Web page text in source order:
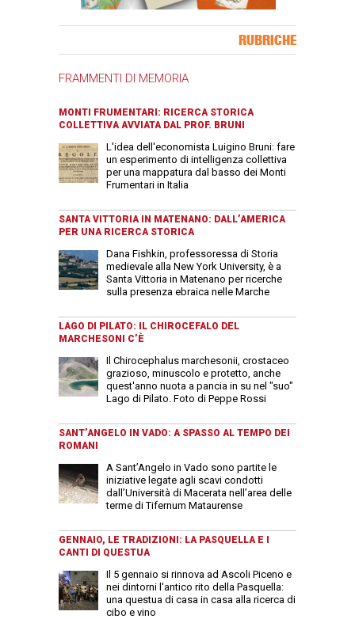
RUBRICHE
FRAMMENTI DI MEMORIA
MONTI FRUMENTARI: RICERCA STORICA
COLLETTIVA AVVIATA DAL PROF. BRUNI
L'idea dell'economista Luigino Bruni: fare
un esperimento di intelligenza collettiva
per una mappatura dal basso dei Monti
Frumentari in Italia
SANTA VITTORIA IN MATENANO: DALL’AMERICA
PER UNA RICERCA STORICA
Dana Fishkin, professoressa di Storia
medievale alla New York University, è a
Santa Vittoria in Matenano per ricerche
sulla presenza ebraica nelle Marche
LAGO DI PILATO: IL CHIROCEFALO DEL
MARCHESONI C’È
Il Chirocephalus marchesonii, crostaceo
grazioso, minuscolo e protetto, anche
quest'anno nuota a pancia in su nel "suo"
Lago di Pilato. Foto di Peppe Rossi
SANT’ANGELO IN VADO: A SPASSO AL TEMPO DEI
ROMANI
A Sant’Angelo in Vado sono partite le
iniziative legate agli scavi condotti
dall’Università di Macerata nell’area delle
terme di Tifernum Mataurense
GENNAIO, LE TRADIZIONI: LA PASQUELLA E I
CANTI DI QUESTUA
Il 5 gennaio si rinnova ad Ascoli Piceno e
nei dintorni l'antico rito della Pasquella:
una questua di casa in casa alla ricerca di
cibo e vino